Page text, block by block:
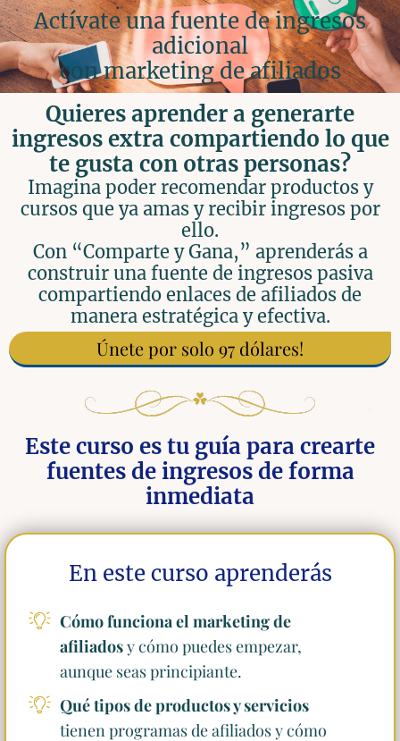
Actívate una fuente de ingresos
adicional
con marketing de afiliados
Quieres aprender a generarte
ingresos extra compartiendo lo que
te gusta con otras personas?
Imagina poder recomendar productos y
cursos que ya amas y recibir ingresos por
ello.
Con “Comparte y Gana,” aprenderás a
construir una fuente de ingresos pasiva
compartiendo enlaces de afiliados de
manera estratégica y efectiva.
Únete por solo 97 dólares!
Este curso es tu guía para crearte
fuentes de ingresos de forma
inmediata
En este curso aprenderás
Cómo funciona el marketing de
afiliadosy cómo puedes empezar,
aunque seas principiante.
Qué tipos de productos y servicios
tienen programas de afiliados y cómo